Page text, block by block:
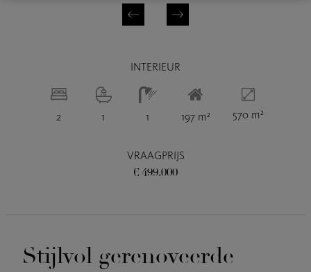
INTERIEUR
2 1 1 197 m² 570 m²
VRAAGPRIJS
€ 499.000
Stijlvol gerenoveerde